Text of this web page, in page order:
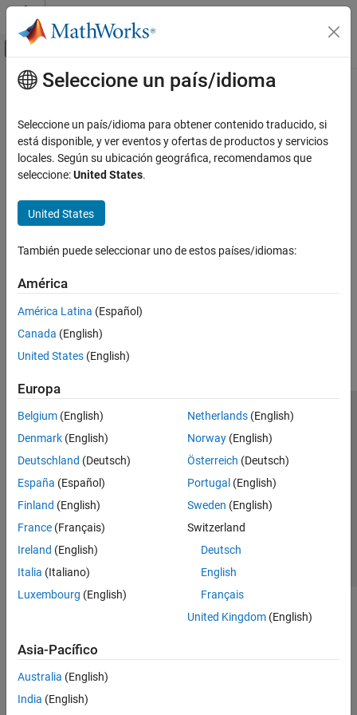
Saltar al contenido
Mostrar/ocultar menú de navegación
Inicio de Documentación
Contenido principal
¿Qué tan útil fue esta traducción?
Seleccione un país/idioma
Seleccione un país/idioma para obtener contenido traducido, si
está disponible, y ver eventos y ofertas de productos y servicios
locales. Según su ubicación geográfica, recomendamos que
seleccione:United States.
United States
También puede seleccionar uno de estos países/idiomas:
América
América Latina (Español)
Canada (English)
United States (English)
Europa
Belgium (English)
Denmark (English)
Deutschland (Deutsch)
España (Español)
Finland (English)
France (Français)
Ireland (English)
Italia (Italiano)
Luxembourg (English)
Netherlands(English)
Norway(English)
Österreich (Deutsch)
Portugal (English)
Sweden (English)
Switzerland
Deutsch
English
Français
United Kingdom(English)
Asia-Pacífico
Australia (English)
India (English)
Centro de confianza
Marcas comerciales
Política de privacidad
Antipiratería
Estado de las aplicaciones
Información de contacto
© 1994-2026 The MathWorks, Inc.